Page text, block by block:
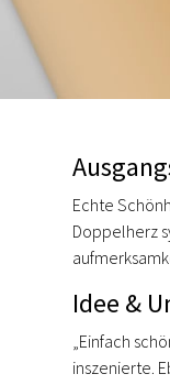
Echte
Doppelherz
Idee &
„Einfach
inszenierte.